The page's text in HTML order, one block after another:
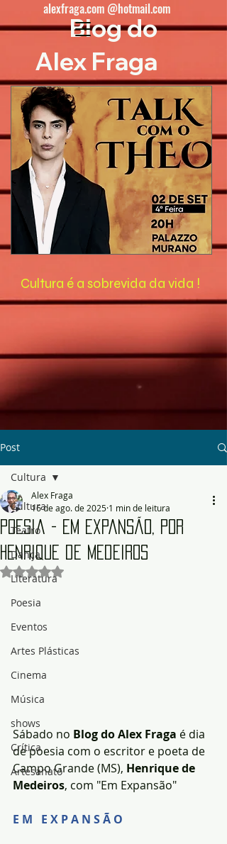
Cultura é a sobrevida da vida !
Blog do
Alex Fraga
alexfraga.com @hotmail.com
Post
Cultura
Teatro
Dança
Literatura
Poesia
Eventos
Artes Plásticas
Cinema
Música
shows
Crítica
Artesanato
Cultura
Poesia - Em expansão, por
Henrique de Medeiros
Alex Fraga
16 de ago. de 2025 1 min de leitura
Avaliado com NaN de 5 estrelas.
Sábado no Blog do Alex Fraga é dia
de poesia com o escritor e poeta de
Campo Grande (MS), Henrique de
Medeiros, com "Em Expansão"
E M   E X P A N S Ã O